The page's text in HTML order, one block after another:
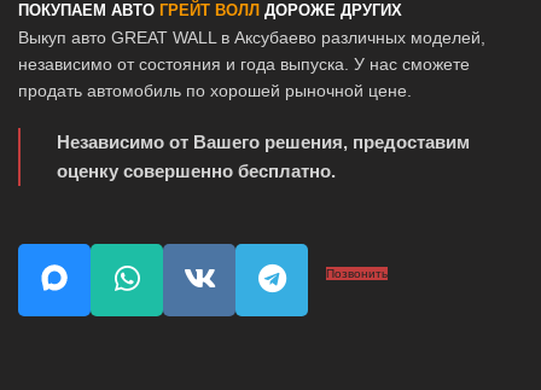
ПОКУПАЕМ АВТО ГРЕЙТ ВОЛЛ ДОРОЖЕ ДРУГИХ
Выкуп авто GREAT WALL в Аксубаево различных моделей,
независимо от состояния и года выпуска. У нас сможете
продать автомобиль по хорошей рыночной цене.
Независимо от Вашего решения, предоставим
оценку совершенно бесплатно.
Позвонить